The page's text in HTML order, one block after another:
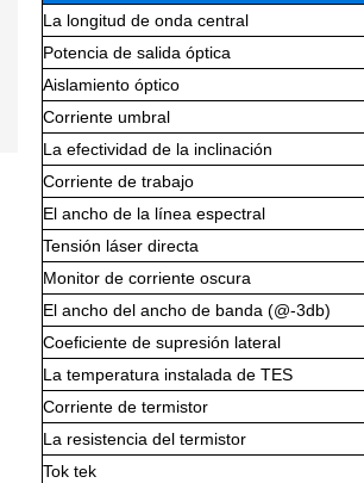
La longitud de onda central
Potencia de salida óptica
Aislamiento óptico
Corriente umbral
La efectividad de la inclinación
Corriente de trabajo
El ancho de la línea espectral
Tensión láser directa
Monitor de corriente oscura
El ancho del ancho de banda (@-3db)
Coeficiente de supresión lateral
La temperatura instalada de TES
Corriente de termistor
La resistencia del termistor
Tok tek